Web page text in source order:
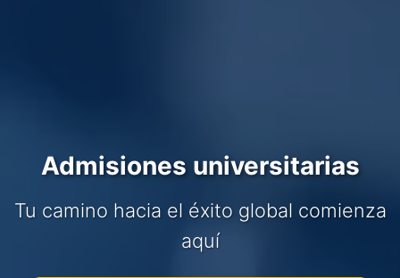
Admisiones universitarias
Tu camino hacia el éxito global comienza
aquí